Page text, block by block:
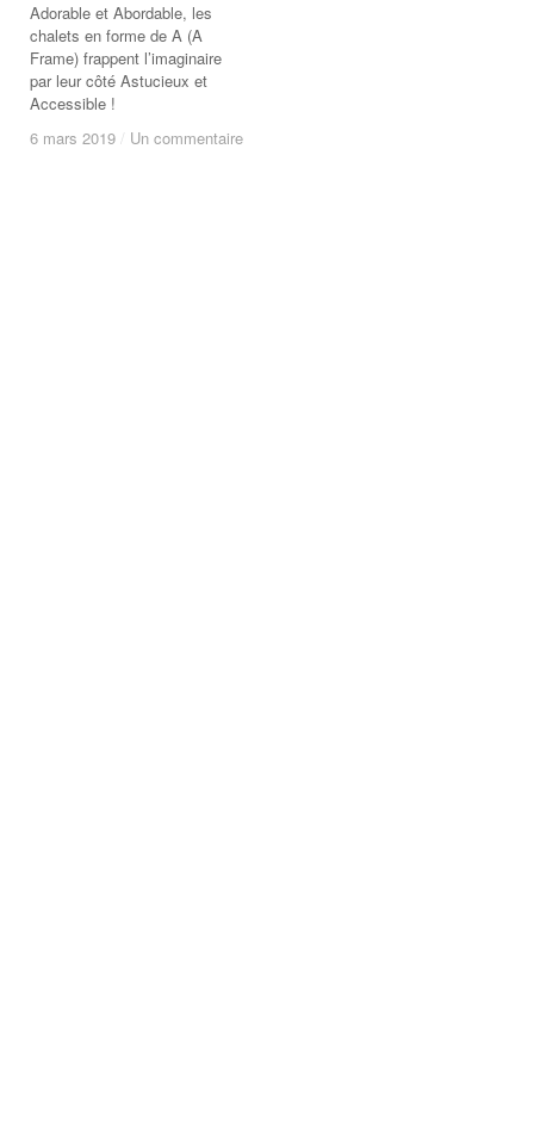
Adorable et Abordable, les
chalets en forme de A (A
Frame) frappent l’imaginaire
par leur côté Astucieux et
Accessible !
6 mars 2019 / Un commentaire
6 mars 2019 / Un commentaire